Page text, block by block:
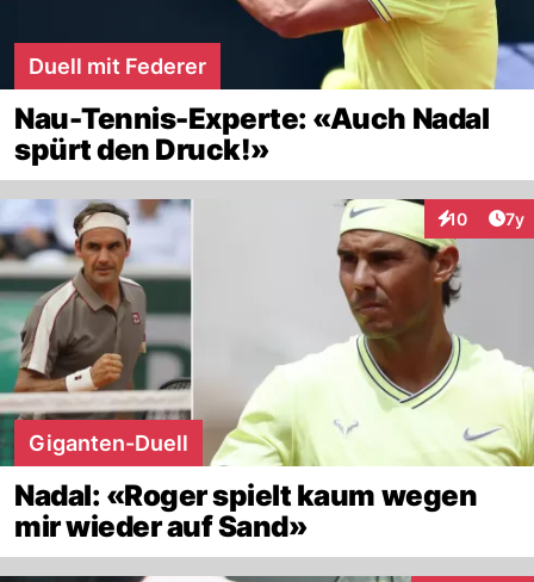
Duell mit Federer
Nau-Tennis-Experte: «Auch Nadal
spürt den Druck!»
10 7y
Giganten-Duell
Nadal: «Roger spielt kaum wegen
mir wieder auf Sand»